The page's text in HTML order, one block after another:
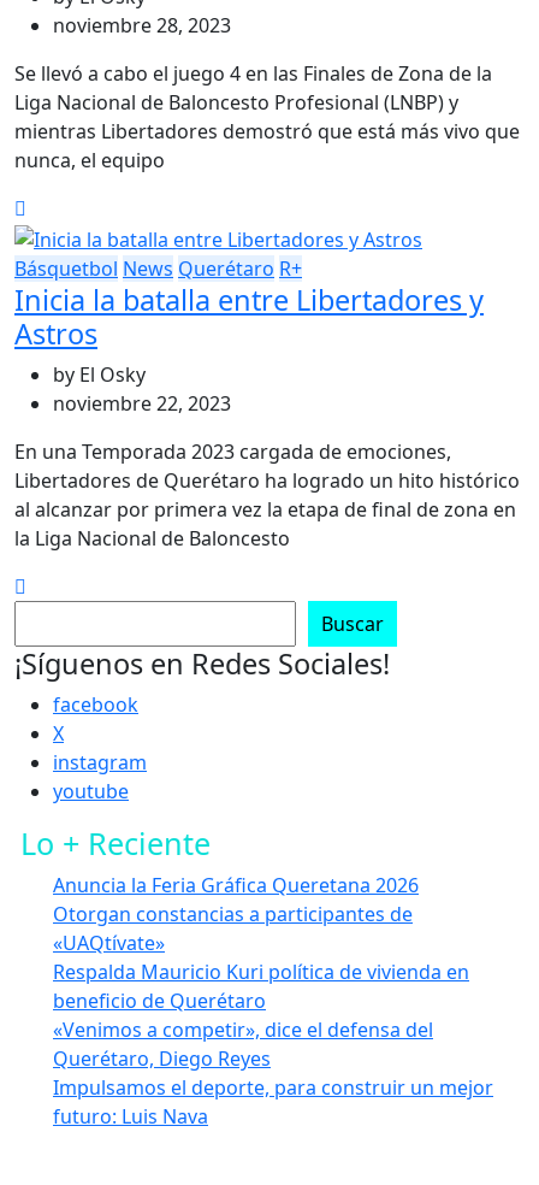
noviembre 28, 2023
Se llevó a cabo el juego 4 en las Finales de Zona de la
Liga Nacional de Baloncesto Profesional (LNBP) y
mientras Libertadores demostró que está más vivo que
nunca, el equipo
Básquetbol News Querétaro R+
Inicia la batalla entre Libertadores y
Astros
by El Osky
noviembre 22, 2023
En una Temporada 2023 cargada de emociones,
Libertadores de Querétaro ha logrado un hito histórico
al alcanzar por primera vez la etapa de final de zona en
la Liga Nacional de Baloncesto
Buscar
¡Síguenos en Redes Sociales!
facebook
X
instagram
youtube
Lo + Reciente
Anuncia la Feria Gráfica Queretana 2026
Otorgan constancias a participantes de
«UAQtívate»
Respalda Mauricio Kuri política de vivienda en
beneficio de Querétaro
«Venimos a competir», dice el defensa del
Querétaro, Diego Reyes
Impulsamos el deporte, para construir un mejor
futuro: Luis Nava